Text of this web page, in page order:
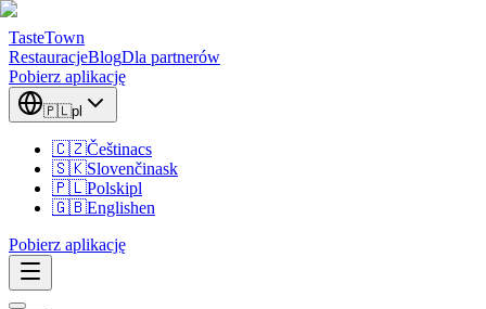
TasteTown
RestauracjeBlogDla partnerów
Pobierz aplikację
🇵🇱pl
🇨🇿Češtinacs
🇸🇰Slovenčinask
🇵🇱Polskipl
🇬🇧Englishen
Pobierz aplikację